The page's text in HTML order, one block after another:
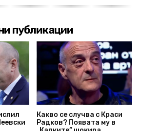
публикации
Какво се случва с Краси
Радков? Появата му в